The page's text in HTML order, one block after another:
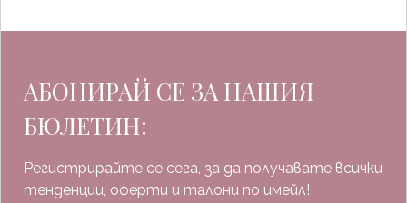
АБОНИРАЙ СЕ ЗА НАШИЯ
БЮЛЕТИН:
Регистрирайте се сега, за да получавате всички
тенденции, оферти и талони по имейл!